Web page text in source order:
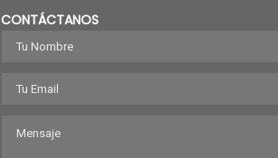
CONTÁCTANOS